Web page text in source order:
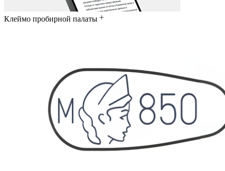
Клеймо пробирной палаты